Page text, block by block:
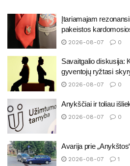
Įtariamajam
pakeistos
2026-08-07 0
Savaitgalio diskusija:
gyventojų ryžtasi
2026-08-07 0
Anykščiai ir toliau
2026-08-07 0
Avarija prie
2026-08-07 1